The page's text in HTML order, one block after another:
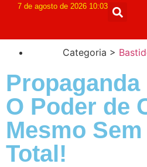
7 de agosto de 2026 10:03
Categoria >
O Poder de
Mesmo
Total!